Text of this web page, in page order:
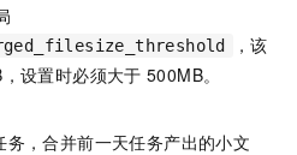
，该
设置时必须大于 500MB。
务，合并前一天任务产出的小文